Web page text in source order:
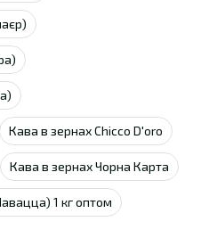
Кава в зернах Chicco D'oro
Кава в зернах Чорна Карта
1 кг оптом